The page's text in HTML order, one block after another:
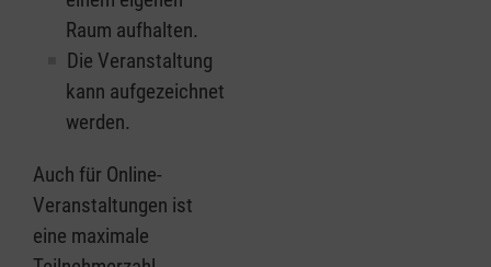
Raum aufhalten.
Die Veranstaltung
kann aufgezeichnet
werden.
Auch für Online-
Veranstaltungen ist
eine maximale